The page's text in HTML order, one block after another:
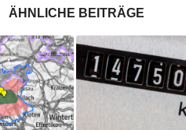
ÄHNLICHE BEITRÄGE